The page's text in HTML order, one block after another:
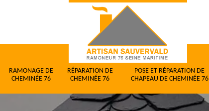
RAMONAGE DE
CHEMINÉE 76
RÉPARATION DE
CHEMINÉE 76
POSE ET RÉPARATION DE
CHAPEAU DE CHEMINÉE 76